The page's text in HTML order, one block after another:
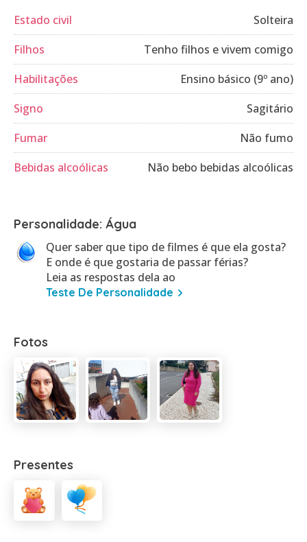
Estado civil
Solteira
Filhos
Tenho filhos e vivem comigo
Habilitações
Ensino básico (9º ano)
Signo
Sagitário
Fumar
Não fumo
Bebidas alcoólicas
Não bebo bebidas alcoólicas
Personalidade: Água
Quer saber que tipo de filmes é que ela gosta?
E onde é que gostaria de passar férias?
Leia as respostas dela ao
Teste De Personalidade
Fotos
Presentes